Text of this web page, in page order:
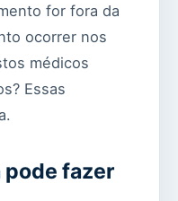
for fora da
ocorrer nos
médicos
Essas
pode fazer